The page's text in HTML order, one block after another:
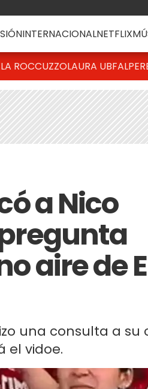
INTERNACIONALNETFLIX
ROCCUZZOLAURA UBFAL
a Nico
aire de
una consulta a
el vidoe.